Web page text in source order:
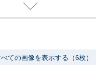
集に取り組んでいます。
ての画像を表示する（6枚）